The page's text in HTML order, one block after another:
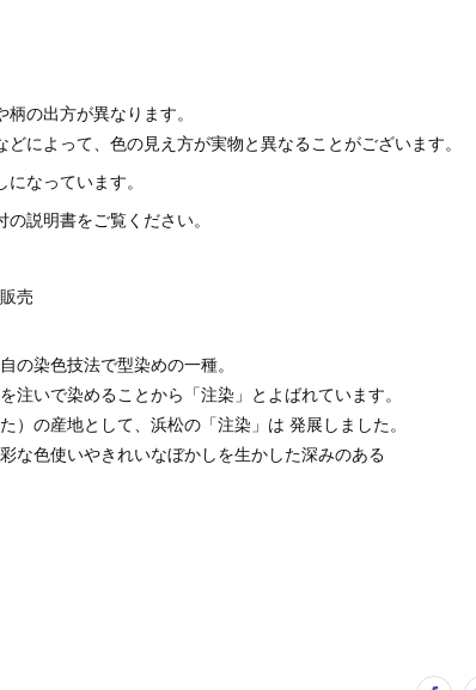
の出方が異なります。
によって、色の見え方が実物と異なることがございます。
なっています。
説明書をご覧ください。
売
の染色技法で型染めの一種。
注いで染めることから「注染」とよばれています。
）の産地として、浜松の「注染」は 発展しました。
な色使いやきれいなぼかしを生かした深みのある